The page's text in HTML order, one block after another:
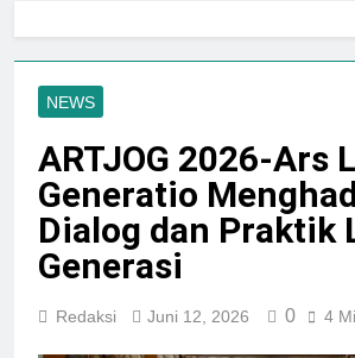
Lima Tahun
Candi
NEWS
ARTJOG 2026-Ars
Generatio
Dialog dan Praktik
Generasi
Redaksi Juni 12, 2026 0 4